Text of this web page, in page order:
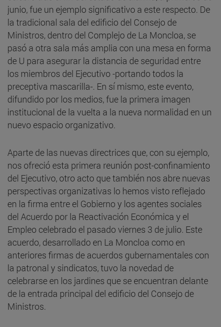
junio, fue un ejemplo significativo a este respecto. De
la tradicional sala del edificio del Consejo de
Ministros, dentro del Complejo de La Moncloa, se
pasó a otra sala más amplia con una mesa en forma
de U para asegurar la distancia de seguridad entre
los miembros del Ejecutivo -portando todos la
preceptiva mascarilla-. En sí mismo, este evento,
difundido por los medios, fue la primera imagen
institucional de la vuelta a la nueva normalidad en un
nuevo espacio organizativo.
Aparte de las nuevas directrices que, con su ejemplo,
nos ofreció esta primera reunión post-confinamiento
del Ejecutivo, otro acto que también nos abre nuevas
perspectivas organizativas lo hemos visto reflejado
en la firma entre el Gobierno y los agentes sociales
del Acuerdo por la Reactivación Económica y el
Empleo celebrado el pasado viernes 3 de julio. Este
acuerdo, desarrollado en La Moncloa como en
anteriores firmas de acuerdos gubernamentales con
la patronal y sindicatos, tuvo la novedad de
celebrarse en los jardines que se encuentran delante
de la entrada principal del edificio del Consejo de
Ministros.